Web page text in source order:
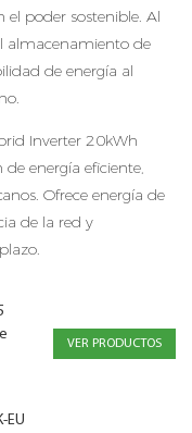
el poder sostenible. Al
almacenamiento de
de energía al
Inverter 20kWh
energía eficiente,
Ofrece energía de
de la red y
VER PRODUCTOS
EU